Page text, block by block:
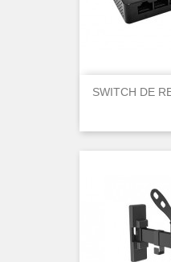
SWITCH DE